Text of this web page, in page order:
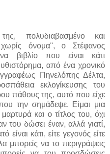
πολυδιαβασμένο και
όνομα", ο Στέφανος
βιβλίο που είναι κάτι
από ένα χρονικό
Πηνελόπης Δέλτα,
εκλογίκευσης του
πάθους της, αυτό που είχε
την σημάδεψε. Είμαι μια
και ο τίτλος του, όχι
του δώσει έναν, αλλά γιατί,
είναι κάτι, είτε γεγονός είτε
μπορείς να το περιγράψεις